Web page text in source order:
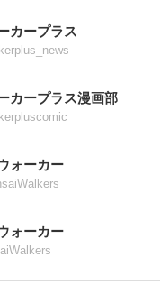
カープラス
カープラス漫画部
ォーカー
ォーカー